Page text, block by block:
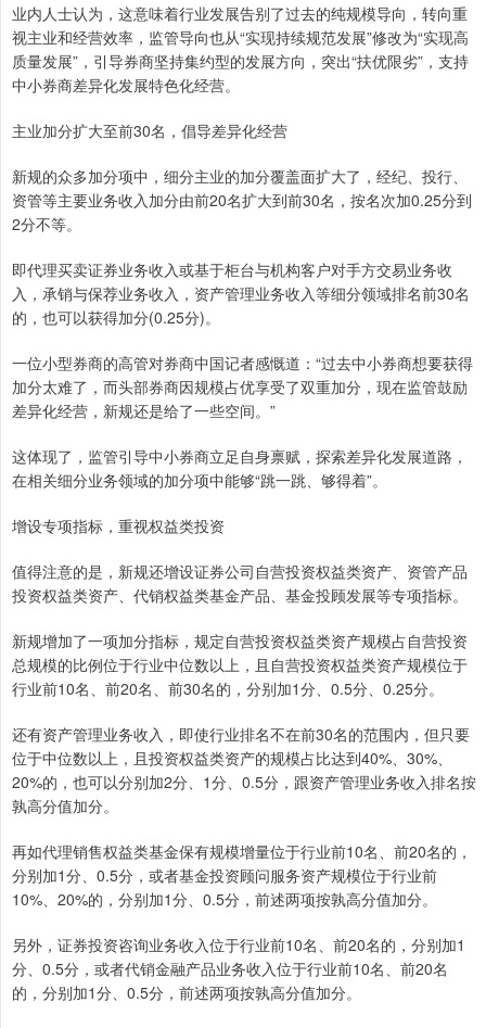
业内人士认为，这意味着行业发展告别了过去的纯规模导向，转向重
视主业和经营效率，监管导向也从“实现持续规范发展”修改为“实现高
质量发展”，引导券商坚持集约型的发展方向，突出“扶优限劣”，支持
中小券商差异化发展特色化经营。
主业加分扩大至前30名，倡导差异化经营
新规的众多加分项中，细分主业的加分覆盖面扩大了，经纪、投行、
资管等主要业务收入加分由前20名扩大到前30名，按名次加0.25分到
2分不等。
即代理买卖证券业务收入或基于柜台与机构客户对手方交易业务收
入，承销与保荐业务收入，资产管理业务收入等细分领域排名前30名
的，也可以获得加分(0.25分)。
一位小型券商的高管对券商中国记者感慨道：“过去中小券商想要获得
加分太难了，而头部券商因规模占优享受了双重加分，现在监管鼓励
差异化经营，新规还是给了一些空间。”
这体现了，监管引导中小券商立足自身禀赋，探索差异化发展道路，
在相关细分业务领域的加分项中能够“跳一跳、够得着”。
增设专项指标，重视权益类投资
值得注意的是，新规还增设证券公司自营投资权益类资产、资管产品
投资权益类资产、代销权益类基金产品、基金投顾发展等专项指标。
新规增加了一项加分指标，规定自营投资权益类资产规模占自营投资
总规模的比例位于行业中位数以上，且自营投资权益类资产规模位于
行业前10名、前20名、前30名的，分别加1分、0.5分、0.25分。
还有资产管理业务收入，即使行业排名不在前30名的范围内，但只要
位于中位数以上，且投资权益类资产的规模占比达到40%、30%、
20%的，也可以分别加2分、1分、0.5分，跟资产管理业务收入排名按
孰高分值加分。
再如代理销售权益类基金保有规模增量位于行业前10名、前20名的，
分别加1分、0.5分，或者基金投资顾问服务资产规模位于行业前
10%、20%的，分别加1分、0.5分，前述两项按孰高分值加分。
另外，证券投资咨询业务收入位于行业前10名、前20名的，分别加1
分、0.5分，或者代销金融产品业务收入位于行业前10名、前20名
的，分别加1分、0.5分，前述两项按孰高分值加分。